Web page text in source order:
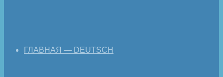
ГЛАВНАЯ — DEUTSCH